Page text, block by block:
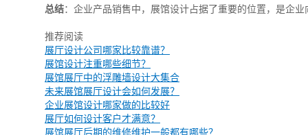
总结：企业产品销售中，展馆设计占据了重要的位置，是企
推荐阅读
展厅设计公司哪家比较靠谱？
展馆设计注重哪些细节？
展馆展厅中的浮雕墙设计大集合
未来展馆展厅设计会如何发展？
企业展馆设计哪家做的比较好
展厅如何设计客户才满意？
展馆展厅后期的维修维护一般都有哪些？